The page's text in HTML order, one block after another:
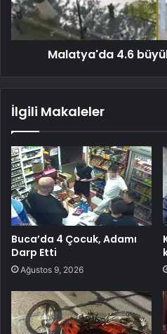
Malatya'da 4.6
İlgili Makaleler
Buca’da 4 Çocuk, Adamı
Darp Etti
Ağustos 9, 2026